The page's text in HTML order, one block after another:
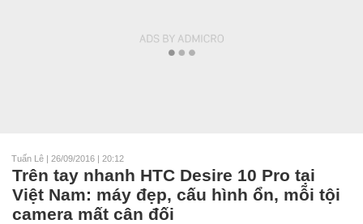
Tuấn Lê | 26/09/2016 | 20:12
Trên tay nhanh HTC Desire 10 Pro tại
Việt Nam: máy đẹp, cấu hình ổn, mỗi tội
camera mất cân đối